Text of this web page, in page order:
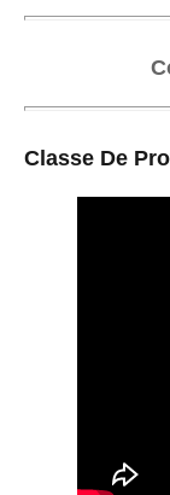
Classe De